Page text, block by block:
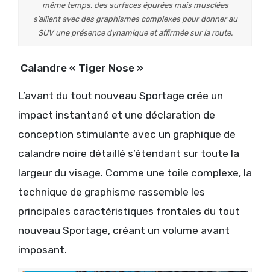
même temps, des surfaces épurées mais musclées
s’allient avec des graphismes complexes pour donner au
SUV une présence dynamique et affirmée sur la route.
Calandre « Tiger Nose »
L’avant du tout nouveau Sportage crée un
impact instantané et une déclaration de
conception stimulante avec un graphique de
calandre noire détaillé s’étendant sur toute la
largeur du visage. Comme une toile complexe, la
technique de graphisme rassemble les
principales caractéristiques frontales du tout
nouveau Sportage, créant un volume avant
imposant.